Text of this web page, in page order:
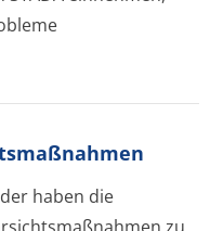
haben die